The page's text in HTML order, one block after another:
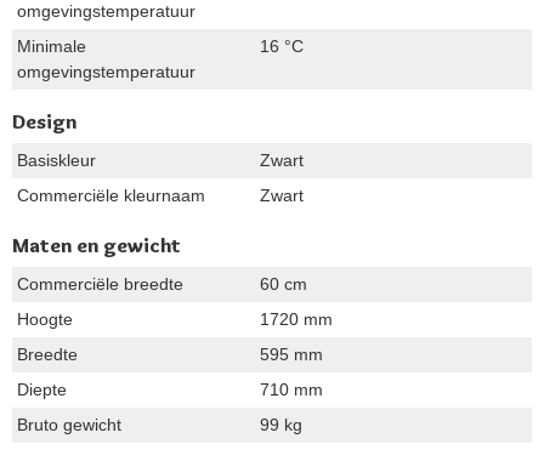
omgevingstemperatuur
Minimale
omgevingstemperatuur
16 °C
Design
Basiskleur
Zwart
Commerciële kleurnaam
Zwart
Maten en gewicht
Commerciële breedte
60 cm
Hoogte
1720 mm
Breedte
595 mm
Diepte
710 mm
Bruto gewicht
99 kg